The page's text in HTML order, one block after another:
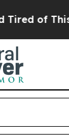
of This